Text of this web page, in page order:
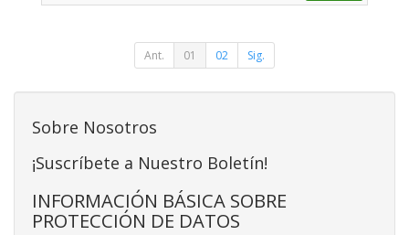
Ant. 01 02 Sig.
Sobre Nosotros
¡Suscríbete a Nuestro Boletín!
INFORMACIÓN BÁSICA SOBRE
PROTECCIÓN DE DATOS